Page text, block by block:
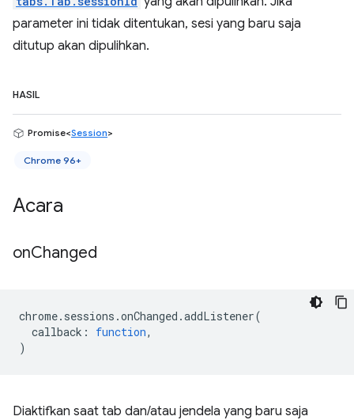
parameter ini tidak ditentukan, sesi yang baru saja
ditutup akan dipulihkan.
HASIL
Promise<Session>
Chrome 96+
Acara
onChanged
chrome. sessions .onChanged .addListener(
callback : function,
)
Diaktifkan saat tab dan/atau jendela yang baru saja